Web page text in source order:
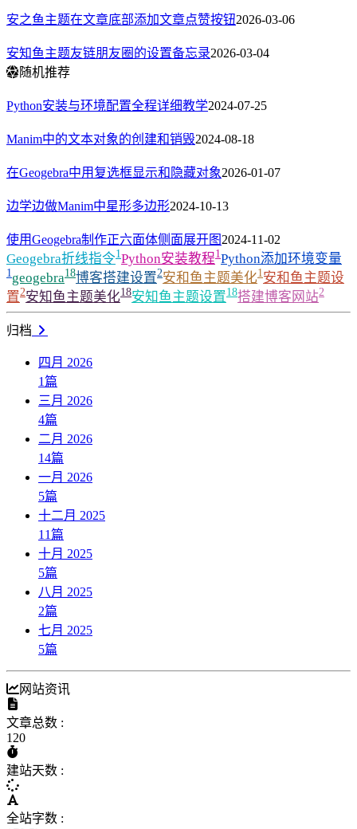
安之鱼主题在文章底部添加文章点赞按钮2026-03-06
安知鱼主题友链朋友圈的设置备忘录2026-03-04
随机推荐
Python安装与环境配置全程详细教学2024-07-25
Manim中的文本对象的创建和销毁2024-08-18
在Geogebra中用复选框显示和隐藏对象2026-01-07
边学边做Manim中星形多边形2024-10-13
使用Geogebra制作正六面体侧面展开图 2024-11-02
Geogebra折线指令1Python安装教程1Python添加环境变量
1geogebra18博客搭建设置2安和鱼主题美化1安和鱼主题设
置2安知鱼主题美化18安知鱼主题设置18搭建博客网站2
归档
四月 2026
1篇
三月 2026
4篇
二月 2026
14篇
一月 2026
5篇
十二月 2025
11篇
十月 2025
5篇
八月 2025
2篇
七月 2025
5篇
网站资讯
文章总数 :
120
建站天数 :
全站字数 :